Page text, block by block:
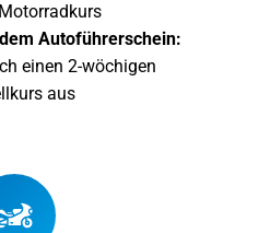
Autoführerschein:
einen 2-wöchigen
aus